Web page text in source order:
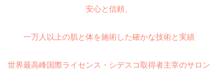
安心と信頼、
一万人以上の肌と体を施術した確かな技術と実績
世界最高峰国際ライセンス・シデスコ取得者主宰のサロン